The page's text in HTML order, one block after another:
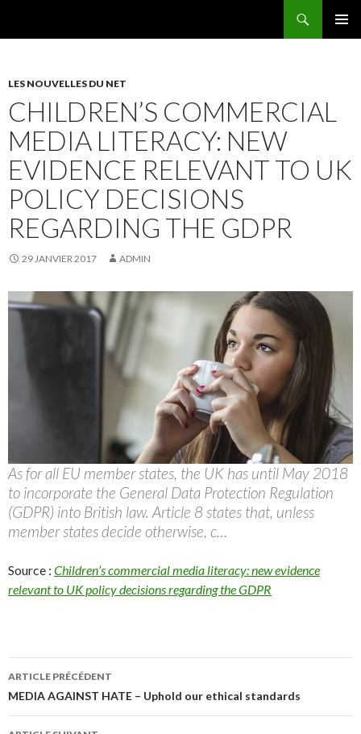
LES NOUVELLES DU NET
CHILDREN’S COMMERCIAL
MEDIA LITERACY: NEW
EVIDENCE RELEVANT TO UK
POLICY DECISIONS
REGARDING THE GDPR
29 JANVIER 2017 ADMIN
As for all EU member states, the UK has until May 2018
to incorporate the General Data Protection Regulation
(GDPR) into British law. Article 8 states that, unless
member states decide otherwise, c…
Source : Children’s commercial media literacy: new evidence
relevant to UK policy decisions regarding the GDPR
Navigation
des
articles
ARTICLE PRÉCÉDENT
MEDIA AGAINST HATE – Uphold our ethical standards